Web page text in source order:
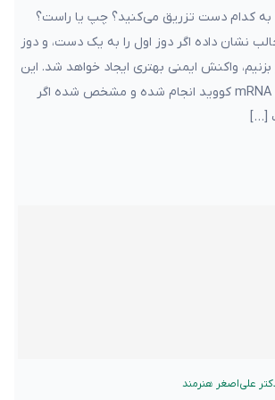
به کدام دست تزریق می‌کنید؟ چپ یا راست؟
نشان داده اگر دوز اول را به یک دست، و دوز
واکنش ایمنی بهتری ایجاد خواهد شد. این
پژوهش روی واکسن mRNA کووید انجام شده و مشخص شده اگر
[…]
علی‌اصغر هنرمند